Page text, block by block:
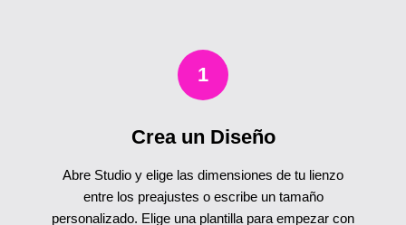
1
Crea un Diseño
Abre Studio y elige las dimensiones de tu lienzo
entre los preajustes o escribe un tamaño
personalizado. Elige una plantilla para empezar con